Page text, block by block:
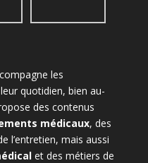
les
quotidien, bien au-
des contenus
médicaux, des
l’entretien, mais aussi
et des métiers de